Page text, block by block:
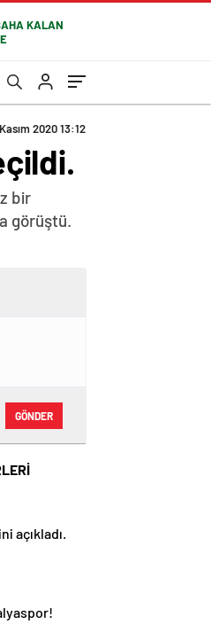
KALAN
2020 13:12
bir
görüştü.
GÖNDER
açıkladı.